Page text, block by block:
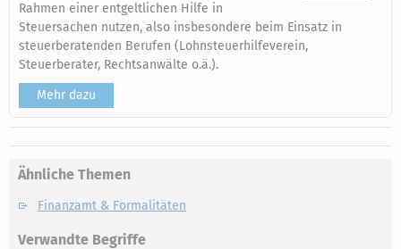
Rahmen einer entgeltlichen Hilfe in
Steuersachen nutzen, also insbesondere beim Einsatz in
steuerberatenden Berufen (Lohnsteuerhilfeverein,
Steuerberater, Rechtsanwälte o.ä.).
Mehr dazu
Ähnliche Themen
Finanzamt & Formalitäten
Verwandte Begriffe